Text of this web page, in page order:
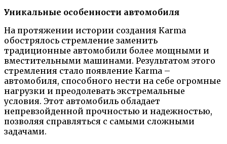
Уникальные особенности автомобиля
На протяжении истории создания Karma
обострялось стремление заменить
традиционные автомобили более мощными и
вместительными машинами. Результатом этого
стремления стало появление Karma –
автомобиля, способного нести на себе огромные
нагрузки и преодолевать экстремальные
условия. Этот автомобиль обладает
непревзойденной прочностью и надежностью,
позволяя справляться с самыми сложными
задачами.